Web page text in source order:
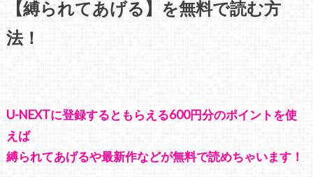
【縛られてあげる】を無料で読む方
法！
U-NEXTに登録するともらえる600円分のポイントを使
えば
縛られてあげるや最新作などが無料で読めちゃいます！